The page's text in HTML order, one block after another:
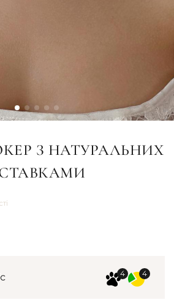
З НАТУРАЛЬНИХ